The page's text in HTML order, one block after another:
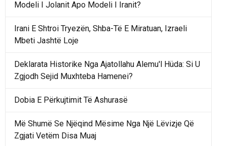
Modeli I Jolanit Apo Modeli I Iranit?
Irani E Shtroi Tryezën, Shba-Të E Miratuan, Izraeli
Mbeti Jashtë Loje
Deklarata Historike Nga Ajatollahu Alemu'l Hüda: Si U
Zgjodh Sejid Muxhteba Hamenei?
Dobia E Përkujtimit Të Ashurasë
Më Shumë Se Njëqind Mësime Nga Një Lëvizje Që
Zgjati Vetëm Disa Muaj